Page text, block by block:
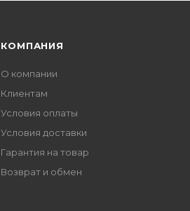
КОМПАНИЯ
О компании
Клиентам
Условия оплаты
Условия доставки
Гарантия на товар
Возврат и обмен